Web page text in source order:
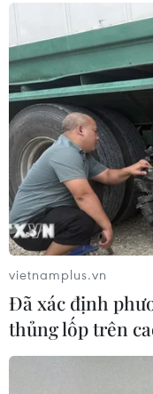
thống đồng bộ các
hoạch, quản lý và
vietnamplus.vn
Đã xác định
thủng lốp trên